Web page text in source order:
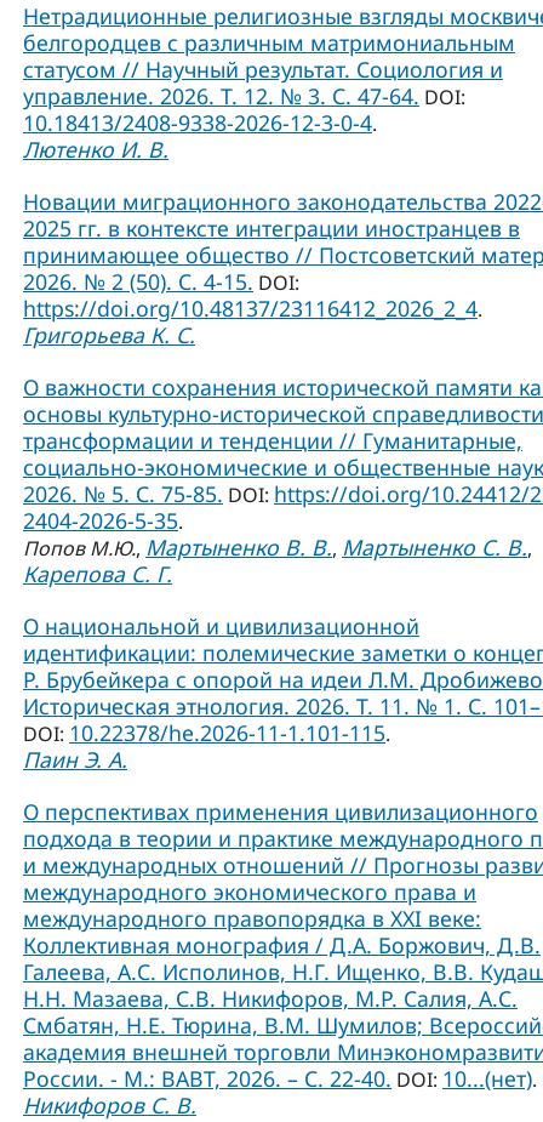
Нетрадиционные религиозные взгляды
белгородцев с различным матримониальным
статусом // Научный результат. Социология и
управление. 2026. Т. 12. № 3. С. 47-64. DOI:
10.18413/2408-9338-2026-12-3-0-4.
Лютенко И. В.
Новации миграционного законодательства
2025 гг. в контексте интеграции иностранцев в
принимающее общество // Постсоветский
2026. № 2 (50). С. 4-15. DOI:
https://doi.org/10.48137/23116412_2026_2_4.
Григорьева К. С.
О важности сохранения исторической памяти
основы культурно-исторической
трансформации и тенденции // Гуманитарные,
социально-экономические и общественные
2026. № 5. С. 75-85. DOI: https://doi.org/10.24412/
2404-2026-5-35.
Попов М.Ю., Мартыненко В. В., Мартыненко С. В.,
Карепова С. Г.
О национальной и цивилизационной
идентификации: полемические заметки о
Р. Брубейкера с опорой на идеи Л.М.
Историческая этнология. 2026. Т. 11. № 1. С.
DOI: 10.22378/he.2026-11-1.101-115.
Паин Э. А.
О перспективах применения цивилизационного
подхода в теории и практике международного
и международных отношений // Прогнозы
международного экономического права и
международного правопорядка в XXI веке:
Коллективная монография / Д.А. Боржович, Д.В.
Галеева, А.С. Исполинов, Н.Г. Ищенко, В.В.
Н.Н. Мазаева, С.В. Никифоров, М.Р. Салия, А.С.
Смбатян, Н.Е. Тюрина, В.М. Шумилов;
академия внешней торговли
России. - М.: ВАВТ, 2026. – С. 22-40. DOI: 10...(нет).
Никифоров С. В.